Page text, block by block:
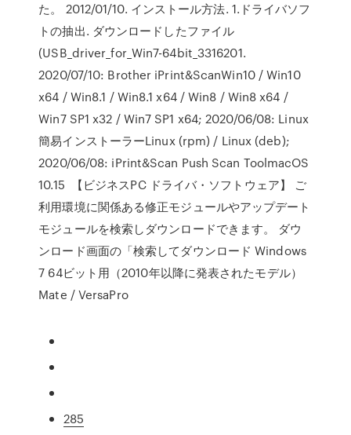
た。 2012/01/10. インストール方法. 1.ドライバソフ
トの抽出. ダウンロードしたファイル
(USB_driver_for_Win7-64bit_3316201.
2020/07/10: Brother iPrint&ScanWin10 / Win10
x64 / Win8.1 / Win8.1 x64 / Win8 / Win8 x64 /
Win7 SP1 x32 / Win7 SP1 x64; 2020/06/08: Linux
簡易インストーラーLinux (rpm) / Linux (deb);
2020/06/08: iPrint&Scan Push Scan ToolmacOS
10.15 【ビジネスPC ドライバ・ソフトウェア】 ご
利用環境に関係ある修正モジュールやアップデート
モジュールを検索しダウンロードできます。 ダウ
ンロード画面の「検索してダウンロード Windows
7 64ビット用（2010年以降に発表されたモデル）
Mate / VersaPro
285